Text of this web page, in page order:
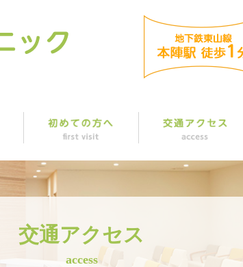
交通アクセス
access